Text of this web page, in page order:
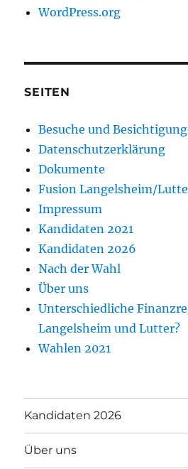
WordPress.org
SEITEN
Besuche und
Datenschutzerklärung
Dokumente
Fusion Langelsheim/
Impressum
Kandidaten 2021
Kandidaten 2026
Nach der Wahl
Über uns
Unterschiedliche
Langelsheim und Lutter?
Wahlen 2021
Kandidaten 2026
Über uns